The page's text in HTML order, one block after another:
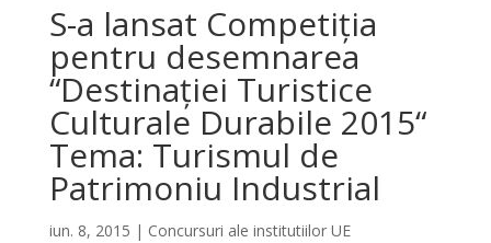
S-a lansat Competiţia
pentru desemnarea
“Destinaţiei Turistice
Culturale Durabile 2015“
Tema: Turismul de
Patrimoniu Industrial
iun. 8, 2015 | Concursuri ale institutiilor UE